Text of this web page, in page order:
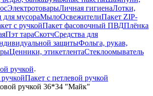
ЭлектротоварыЛичная гигиенаЛотки,
мусораМылоОсвежителиПакет ZIP-
с ручкойПакет фасовочный ПВДПлёнка
Пэт тараСкотчСредства для
защитыФольга, рукав,
Ценники, этикетлентаСтеклоомыватель
ручкой
Пакет с петлевой ручкой
ручкой 36*34 "Майк"